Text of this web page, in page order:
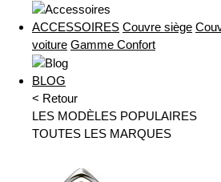
ACCESSOIRES Couvre siège
voiture Gamme Confort
BLOG
< Retour
LES MODÈLES POPULAIRES
TOUTES LES MARQUES